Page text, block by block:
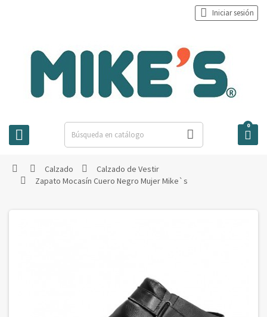
 
 Iniciar sesión

0
  Calzado  Calzado de Vestir
 Zapato Mocasín Cuero Negro Mujer Mike`s